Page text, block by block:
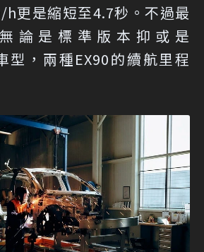
更是縮短至4.7秒。不過最
論是標準版本抑或是
型，兩種EX90的續航里程